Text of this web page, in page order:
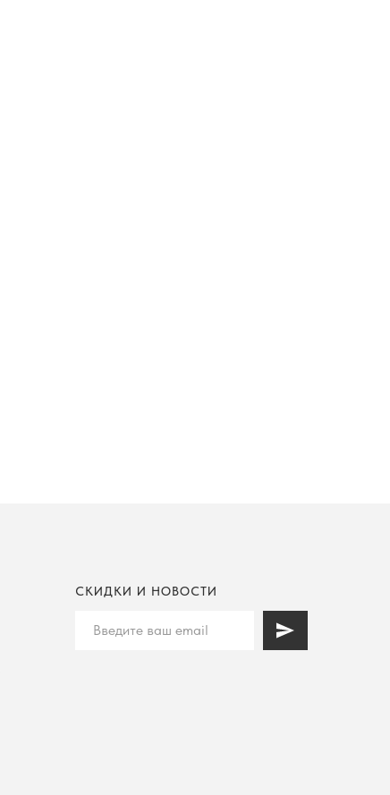
СКИДКИ И НОВОСТИ